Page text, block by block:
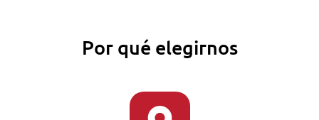
Por qué elegirnos